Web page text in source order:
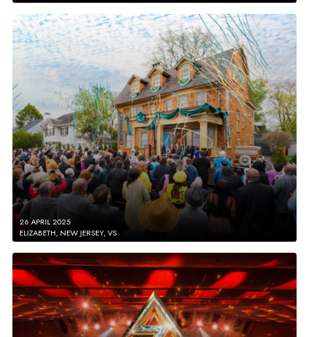
26 APRIL 2025
ELIZABETH, NEW JERSEY, VS